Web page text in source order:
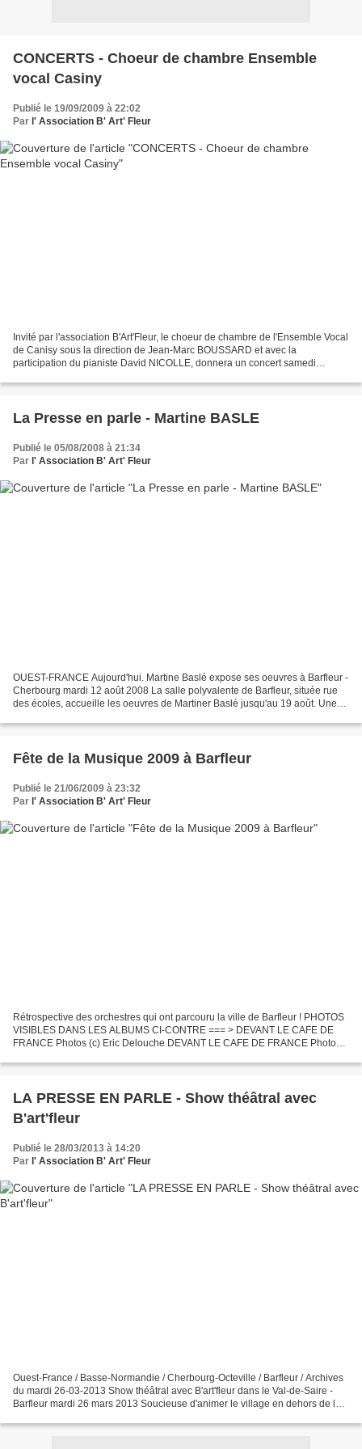
CONCERTS - Choeur de chambre Ensemble
vocal Casiny
Publié le 19/09/2009 à 22:02
Par l' Association B' Art' Fleur
Invité par l'association B'Art'Fleur, le choeur de chambre de l'Ensemble Vocal
de Canisy sous la direction de Jean-Marc BOUSSARD et avec la
participation du pianiste David NICOLLE, donnera un concert samedi
La Presse en parle - Martine BASLE
Publié le 05/08/2008 à 21:34
Par l' Association B' Art' Fleur
OUEST-FRANCE Aujourd'hui. Martine Baslé expose ses oeuvres à Barfleur -
Cherbourg mardi 12 août 2008 La salle polyvalente de Barfleur, située rue
des écoles, accueille les oeuvres de Martiner Baslé jusqu'au 19 août. Une
Fête de la Musique 2009 à Barfleur
Publié le 21/06/2009 à 23:32
Par l' Association B' Art' Fleur
Rétrospective des orchestres qui ont parcouru la ville de Barfleur ! PHOTOS
VISIBLES DANS LES ALBUMS CI-CONTRE === > DEVANT LE CAFE DE
FRANCE Photos (c) Eric Delouche DEVANT LE CAFE DE FRANCE Photos
LA PRESSE EN PARLE - Show théâtral avec
B'art'fleur
Publié le 28/03/2013 à 14:20
Par l' Association B' Art' Fleur
Ouest-France / Basse-Normandie / Cherbourg-Octeville / Barfleur / Archives
du mardi 26-03-2013 Show théâtral avec B'art'fleur dans le Val-de-Saire -
Barfleur mardi 26 mars 2013 Soucieuse d'animer le village en dehors de la